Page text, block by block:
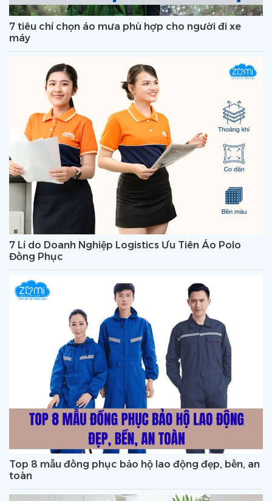
7 tiêu chí chọn áo mưa phù hợp cho người đi xe
máy
7 Lí do Doanh Nghiệp Logistics Ưu Tiên Áo Polo
Đồng Phục
Top 8 mẫu đồng phục bảo hộ lao động đẹp, bền, an
toàn